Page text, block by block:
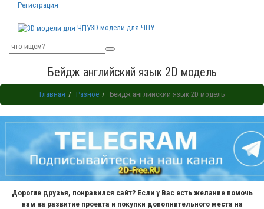
Регистрация
3D модели для ЧПУ
Бейдж английский язык 2D модель
Главная Разное Бейдж английский язык 2D модель
Дорогие друзья, понравился сайт? Если у Вас есть желание помочь
нам на развитие проекта и покупки дополнительного места на